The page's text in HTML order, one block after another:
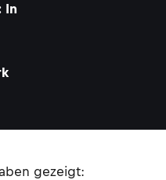
In
gezeigt: